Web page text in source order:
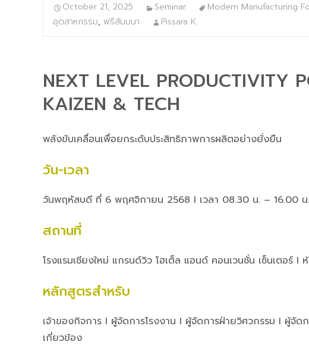
October 21, 2025 Seminar Modern Manufacturing
อุตสาหกรรม, ฟรีสัมมนา Pissara K.
NEXT LEVEL PRODUCTIVITY
KAIZEN & TECH
พลังขับเคลื่อนเพื่อยกระดับประสิทธิภาพการผลิตอย่างยั่งยืน
วัน-เวลา
วันพฤหัสบดี ที่ 6 พฤศจิกายน 2568 I เวลา 08.30 น. – 16.00 น.
สถานที่
โรงแรมเชียงใหม่ แกรนด์วิว โฮเต็ล แอนด์ คอนเวนชั่น เซ็นเตอร์ I
หลักสูตรสำหรับ
เจ้าของกิจการ I ผู้จัดการโรงงาน I ผู้จัดการฝ่ายวิศวกรรม I ผู้
เกี่ยวข้อง